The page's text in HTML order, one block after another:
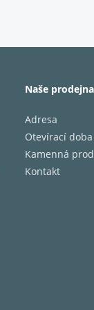
Nová
Tato
Naše prodejna
Adresa
Otevírací doba
Kamenná
Kontakt